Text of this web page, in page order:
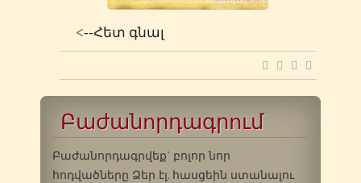
<--Հետ գնալ
Բաժանորդագրում
Բաժանորդագրվեք` բոլոր նոր
հոդվածները Ձեր էլ. հասցեին ստանալու